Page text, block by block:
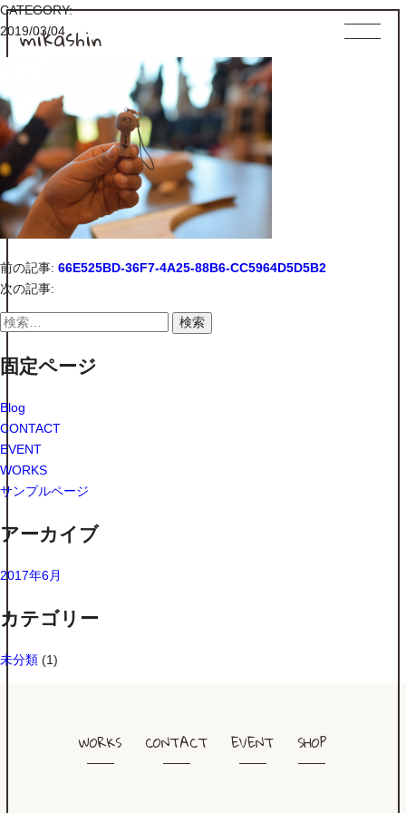
mikashin
CATEGORY:
2019/03/04
前の記事: 66E525BD-36F7-4A25-88B6-CC5964D5D5B2
次の記事:
検
固定ページ
Blog
CONTACT
EVENT
WORKS
サンプルページ
アーカイブ
2017年6月
カテゴリー
未分類 (1)
WORKS CONTACT EVENT SHOP